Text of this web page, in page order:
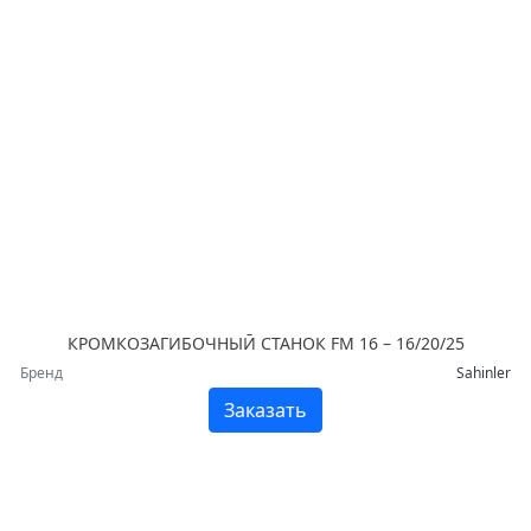
КРОМКОЗАГИБОЧНЫЙ СТАНОК FM 16 – 16/20/25
Бренд Sahinler
Заказать